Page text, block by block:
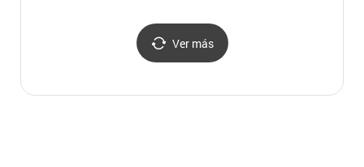
출렁다리 (거창 Y자형
Ver más